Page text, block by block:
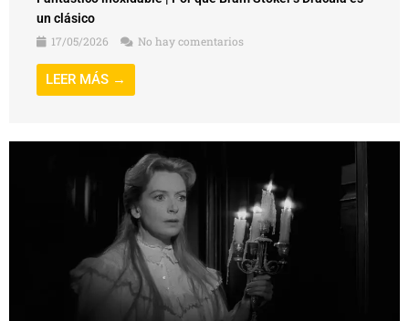
un clásico
17/05/2026
No hay comentarios
LEER MÁS →